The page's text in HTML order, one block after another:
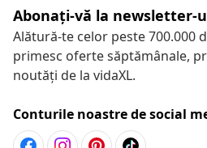
Abonați-vă la newsletter-
Alătură-te celor peste 700.000
primesc oferte săptămânale,
noutăți de la vidaXL.
Conturile noastre de social